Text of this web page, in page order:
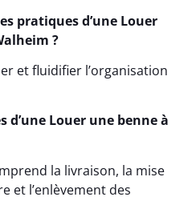
pratiques d’une Louer
?
et fluidifier l’organisation
d’une Louer une benne à
la livraison, la mise
et l’enlèvement des